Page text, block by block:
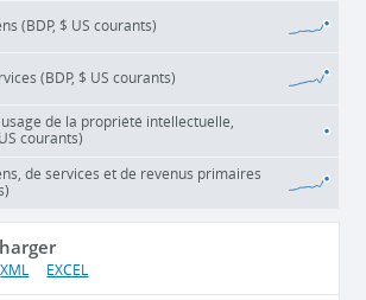
(BDP, $ US courants)
(BDP, $ US courants)
de la propriété intellectuelle,
courants)
de services et de revenus primaires
XML EXCEL